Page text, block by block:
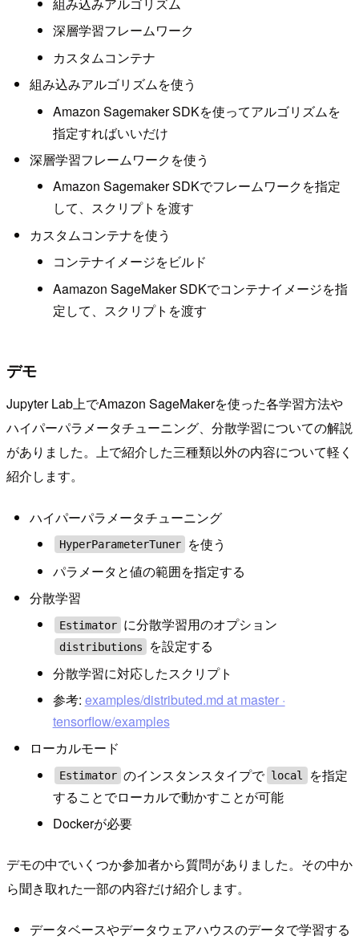
深層学習フレームワーク
カスタムコンテナ
組み込みアルゴリズムを使う
Amazon Sagemaker SDKを使ってアルゴリズムを
指定すればいいだけ
深層学習フレームワークを使う
Amazon Sagemaker SDKでフレームワークを指定
して、スクリプトを渡す
カスタムコンテナを使う
コンテナイメージをビルド
Aamazon SageMaker SDKでコンテナイメージを指
定して、スクリプトを渡す
デモ
Jupyter Lab上でAmazon SageMakerを使った各学習方法や
ハイパーパラメータチューニング、分散学習についての解説
がありました。上で紹介した三種類以外の内容について軽く
紹介します。
ハイパーパラメータチューニング
HyperParameterTuner
を使う
パラメータと値の範囲を指定する
分散学習
Estimator に分散学習用のオプション
distributions
を設定する
分散学習に対応したスクリプト
参考: examples/distributed.md at master ·
tensorflow/examples
ローカルモード
Estimator のインスタンスタイプで local
を指定
することでローカルで動かすことが可能
Dockerが必要
デモの中でいくつか参加者から質問がありました。その中か
ら聞き取れた一部の内容だけ紹介します。
データベースやデータウェアハウスのデータで学習する